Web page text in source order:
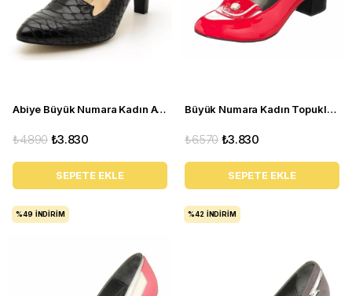
Abiye Büyük Numara Kadın Ayakkabı 1952 Siyah
₺3.830
₺4.890
SEPETE EKLE
Büyük Numara Kadın Topuklu Ayakkabı KDR14476 Fusya
₺3.830
₺6.570
SEPETE EKLE
%49 İNDIRIM %42 İNDIRIM